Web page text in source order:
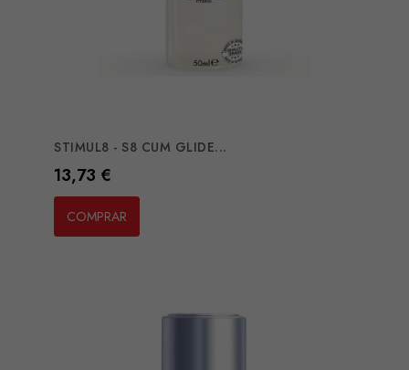
STIMUL8 - S8 CUM GLIDE...
Preço
13,73 €
COMPRAR